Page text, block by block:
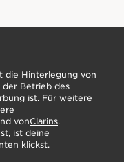
die Hinterlegung von
der Betrieb des
ist. Für weitere
vonClarins.
ist deine
klickst.